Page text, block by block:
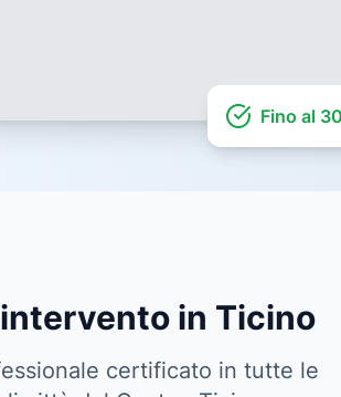
Fino al
in Ticino
certificato in tutte le